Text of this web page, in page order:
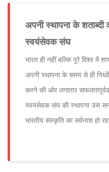
अपनी स्थापना के शताब्दी
स्वयंसेवक संघ
भारत ही नहीं बल्कि पूरे विश्व में
अपनी स्थापना के समय से ही
करने की ओर लगातार
स्वयंसेवक संघ की स्थापना उस
भारतीय संस्कृति का सर्वनाश हो